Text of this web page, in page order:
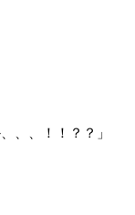
、、！！？？」